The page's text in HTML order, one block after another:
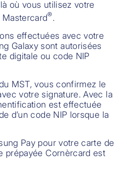
où vous utilisez votre
®.
effectuées avec votre
Galaxy sont autorisées
digitale ou code NIP
MST, vous confirmez le
votre signature. Avec la
est effectuée
d’un code NIP lorsque la
Pay pour votre carte de
prépayée Cornèrcard est